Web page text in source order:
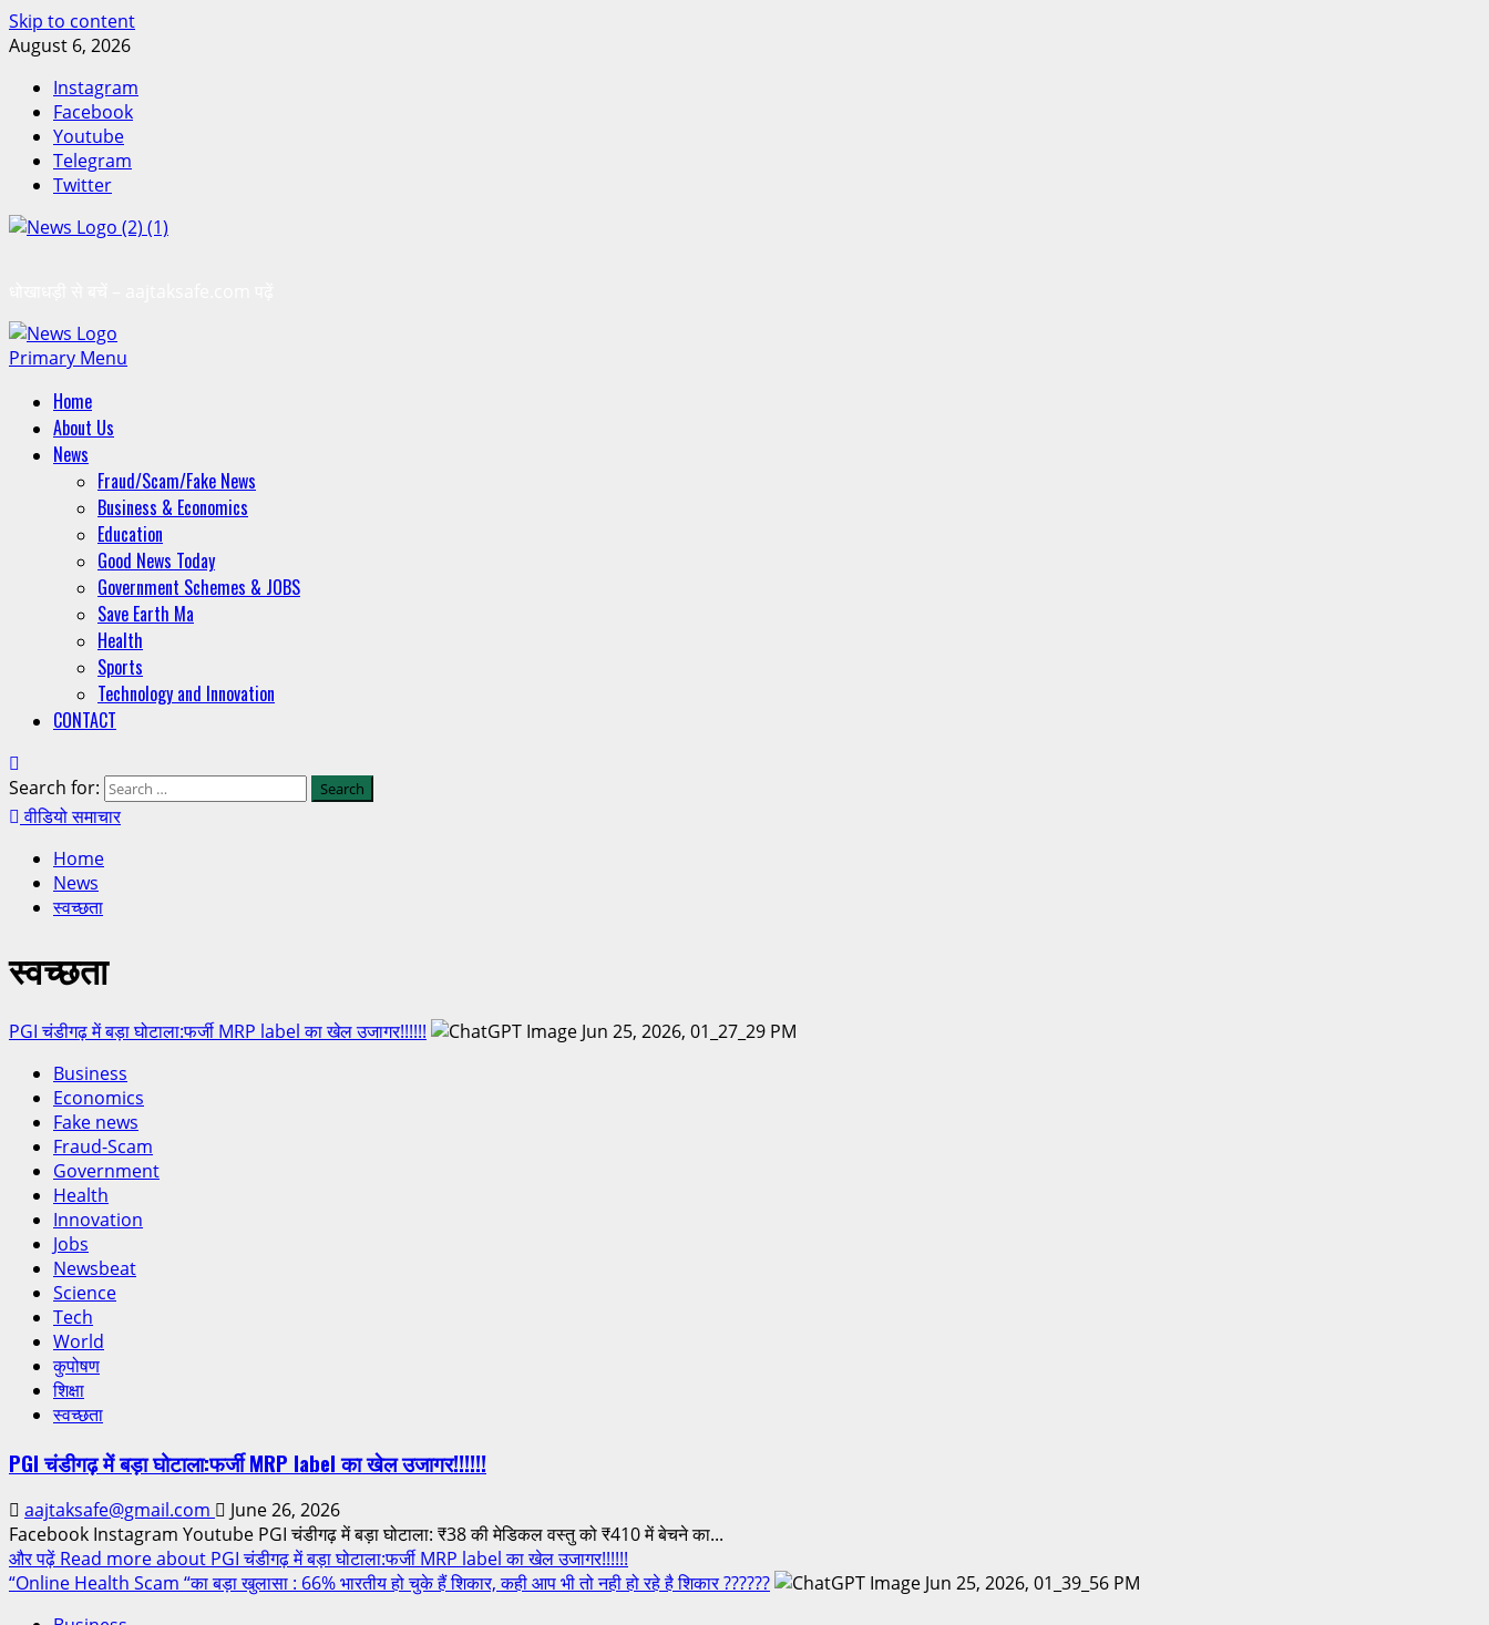
Skip to content
August 6, 2026
Instagram
Facebook
Youtube
Telegram
Twitter
Primary Menu
Home
About Us
News
Fraud/Scam/Fake News
Business & Economics
Education
Good News Today
Government Schemes & JOBS
Save Earth Ma
Health
Sports
Technology and Innovation
CONTACT
Search for:
वीडियो समाचार
Home
News
स्वच्छता
स्वच्छता
PGI चंडीगढ़ में बड़ा घोटाला:फर्जी MRP label का खेल उजागर!!!!!!
Business
Economics
Fake news
Fraud-Scam
Government
Health
Innovation
Jobs
Newsbeat
Science
Tech
World
कुपोषण
शिक्षा
स्वच्छता
PGI चंडीगढ़ में बड़ा घोटाला:फर्जी MRP label का खेल उजागर!!!!!!
aajtaksafe@gmail.com
June 26, 2026
Facebook Instagram Youtube PGI चंडीगढ़ में बड़ा घोटाला: ₹38 की मेडिकल वस्तु को ₹410 में बेचने का...
और पढ़ें Read more about PGI चंडीगढ़ में बड़ा घोटाला:फर्जी MRP label का खेल उजागर!!!!!!
“Online Health Scam “का बड़ा खुलासा : 66% भारतीय हो चुके हैं शिकार, कही आप भी तो नही हो रहे है शिकार ??????